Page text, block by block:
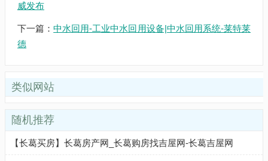
威发布
下一篇：中水回用-工业中水回用设备|中水回用系统-莱特莱
德
类似网站
随机推荐
【长葛买房】长葛房产网_长葛购房找吉屋网-长葛吉屋网